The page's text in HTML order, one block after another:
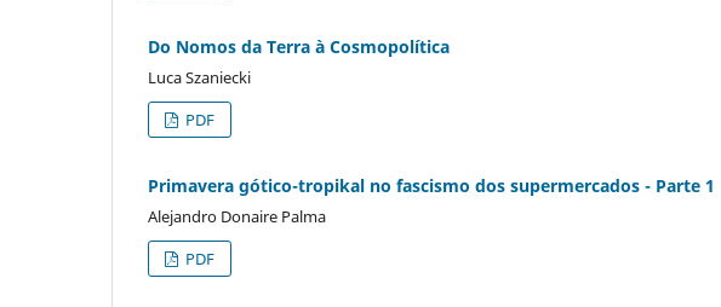
Do Nomos da Terra à Cosmopolítica
Luca Szaniecki
PDF
Primavera gótico-­tropikal no fascismo dos supermercados -­ Parte 1
Alejandro Donaire Palma
PDF